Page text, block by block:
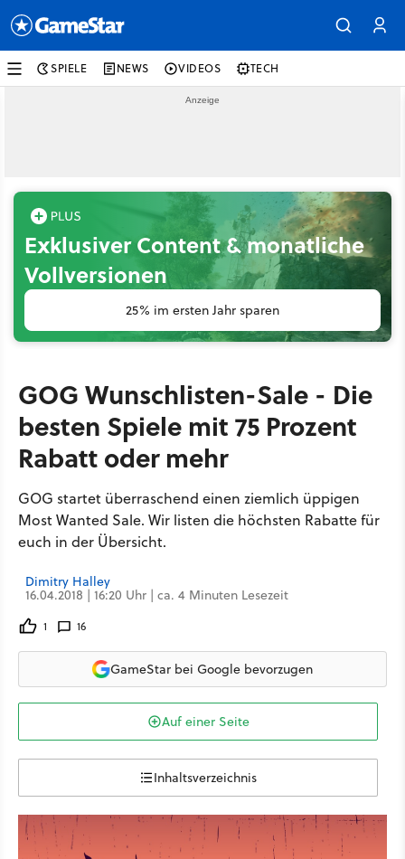
SPIELE NEWS VIDEOS TECH
Exklusiver Content & monatliche
Vollversionen
25% im ersten Jahr sparen
GOG Wunschlisten-Sale - Die
besten Spiele mit 75 Prozent
Rabatt oder mehr
GOG startet überraschend einen ziemlich üppigen
Most Wanted Sale. Wir listen die höchsten Rabatte für
euch in der Übersicht.
Dimitry Halley
16.04.2018 | 16:20 Uhr | ca. 4 Minuten Lesezeit
1 16
GameStar bei Google bevorzugen
Auf einer Seite
Inhaltsverzeichnis